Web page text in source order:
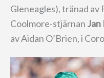
Gleneagles), tränad
Coolmore-stjärnan
av Aidan O’Brien, i